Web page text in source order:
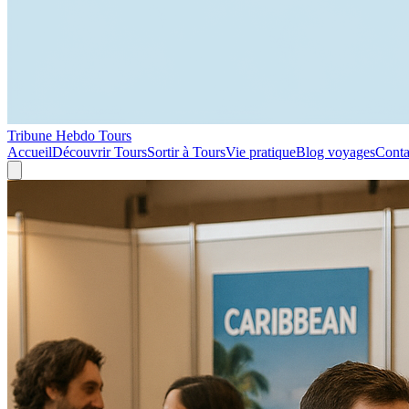
Tribune Hebdo Tours
AccueilDécouvrir ToursSortir à ToursVie pratiqueBlog voyages